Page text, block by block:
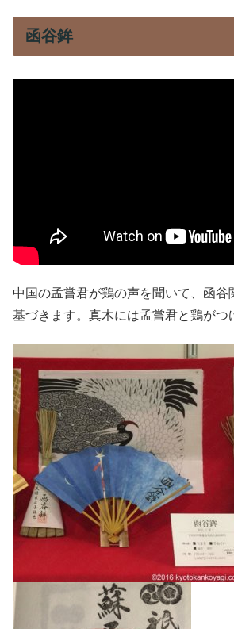
函谷鉾
中国の孟嘗君が鶏の声を聞いて、函谷
基づきます。真木には孟嘗君と鶏がつ